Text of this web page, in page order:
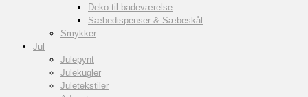
Deko til badeværelse
Sæbedispenser & Sæbeskål
Smykker
Jul
Julepynt
Julekugler
Juletekstiler